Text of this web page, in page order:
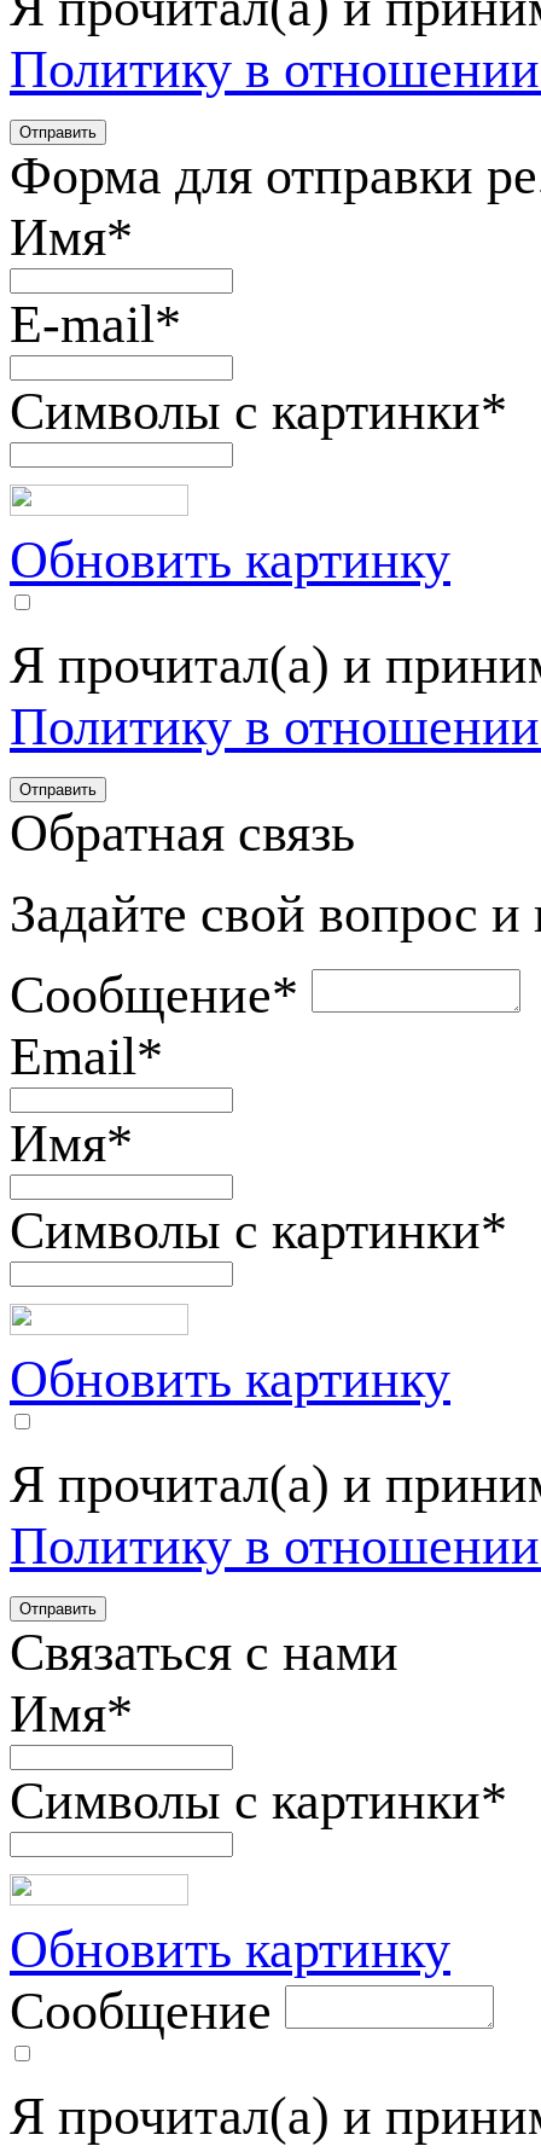
Политику в
Форма для отправки
Имя*
E-mail*
Символы с картинки*
Обновить картинку
Я прочитал(а) и
Политику в
Обратная связь
Задайте свой вопрос
Сообщение*
Email*
Имя*
Символы с картинки*
Обновить картинку
Я прочитал(а) и
Политику в
Связаться с нами
Имя*
Символы с картинки*
Обновить картинку
Сообщение
Я прочитал(а) и